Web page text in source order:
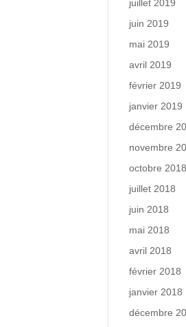
juillet 2019
juin 2019
mai 2019
avril 2019
février 2019
janvier 2019
décembre
novembre
octobre 2018
juillet 2018
juin 2018
mai 2018
avril 2018
février 2018
janvier 2018
décembre